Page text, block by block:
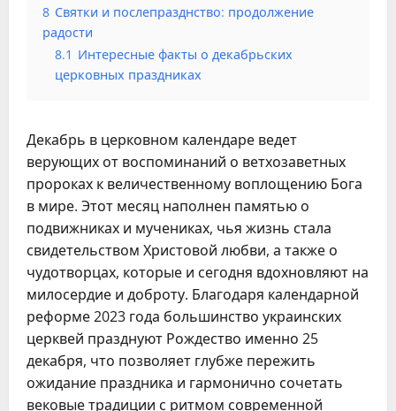
8 Святки и послепразднство: продолжение
радости
8.1 Интересные факты о декабрьских
церковных праздниках
Декабрь в церковном календаре ведет
верующих от воспоминаний о ветхозаветных
пророках к величественному воплощению Бога
в мире. Этот месяц наполнен памятью о
подвижниках и мучениках, чья жизнь стала
свидетельством Христовой любви, а также о
чудотворцах, которые и сегодня вдохновляют на
милосердие и доброту. Благодаря календарной
реформе 2023 года большинство украинских
церквей празднуют Рождество именно 25
декабря, что позволяет глубже пережить
ожидание праздника и гармонично сочетать
вековые традиции с ритмом современной